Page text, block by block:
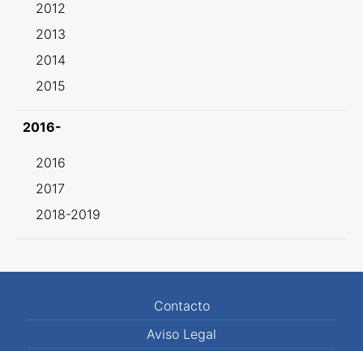
2012
2013
2014
2015
2016-
2016
2017
2018-2019
Contacto
Aviso Legal